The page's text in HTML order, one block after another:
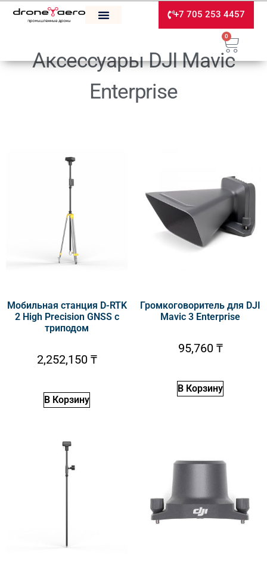
+7 705 253 4457
0
Аксессуары DJI Mavic
Enterprise
Мобильная станция D-RTK
2 High Precision GNSS c
триподом
2,252,150 ₸
В Корзину
Громкоговоритель для DJI
Mavic 3 Enterprise
95,760 ₸
В Корзину